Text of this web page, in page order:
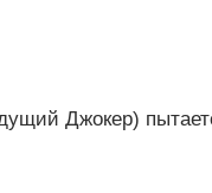
Джокер)